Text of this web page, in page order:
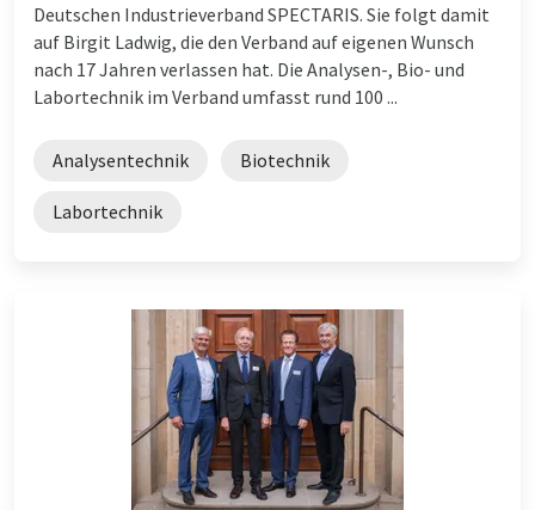
Deutschen Industrieverband SPECTARIS. Sie folgt damit
auf Birgit Ladwig, die den Verband auf eigenen Wunsch
nach 17 Jahren verlassen hat. Die Analysen-, Bio- und
Labortechnik im Verband umfasst rund 100 ...
Analysentechnik Biotechnik
Labortechnik